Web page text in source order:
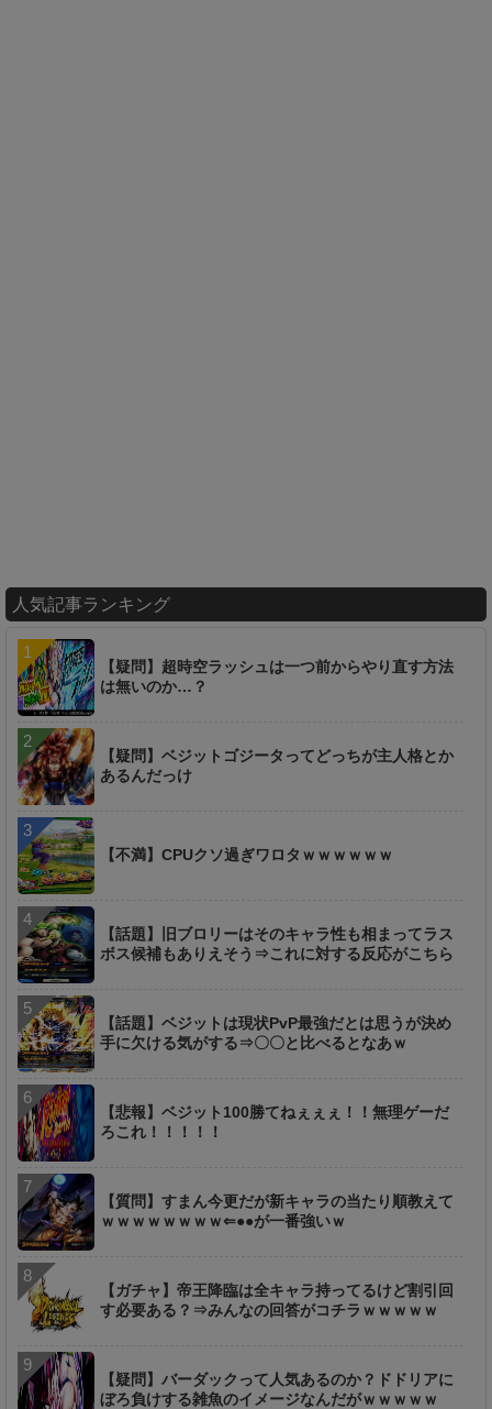
人気記事ランキング
【疑問】超時空ラッシュは一つ前からやり直す方法
は無いのか…？
【疑問】ベジットゴジータってどっちが主人格とか
あるんだっけ
【不満】CPUクソ過ぎワロタｗｗｗｗｗｗ
【話題】旧ブロリーはそのキャラ性も相まってラス
ボス候補もありえそう⇒これに対する反応がこちら
【話題】ベジットは現状PvP最強だとは思うが決め
手に欠ける気がする⇒〇〇と比べるとなあｗ
【悲報】ベジット100勝てねぇぇぇ！！無理ゲーだ
ろこれ！！！！！
【質問】すまん今更だが新キャラの当たり順教えて
ｗｗｗｗｗｗｗｗ⇐●●が一番強いｗ
【ガチャ】帝王降臨は全キャラ持ってるけど割引回
す必要ある？⇒みんなの回答がコチラｗｗｗｗｗ
【疑問】バーダックって人気あるのか？ドドリアに
ぼろ負けする雑魚のイメージなんだがｗｗｗｗｗ